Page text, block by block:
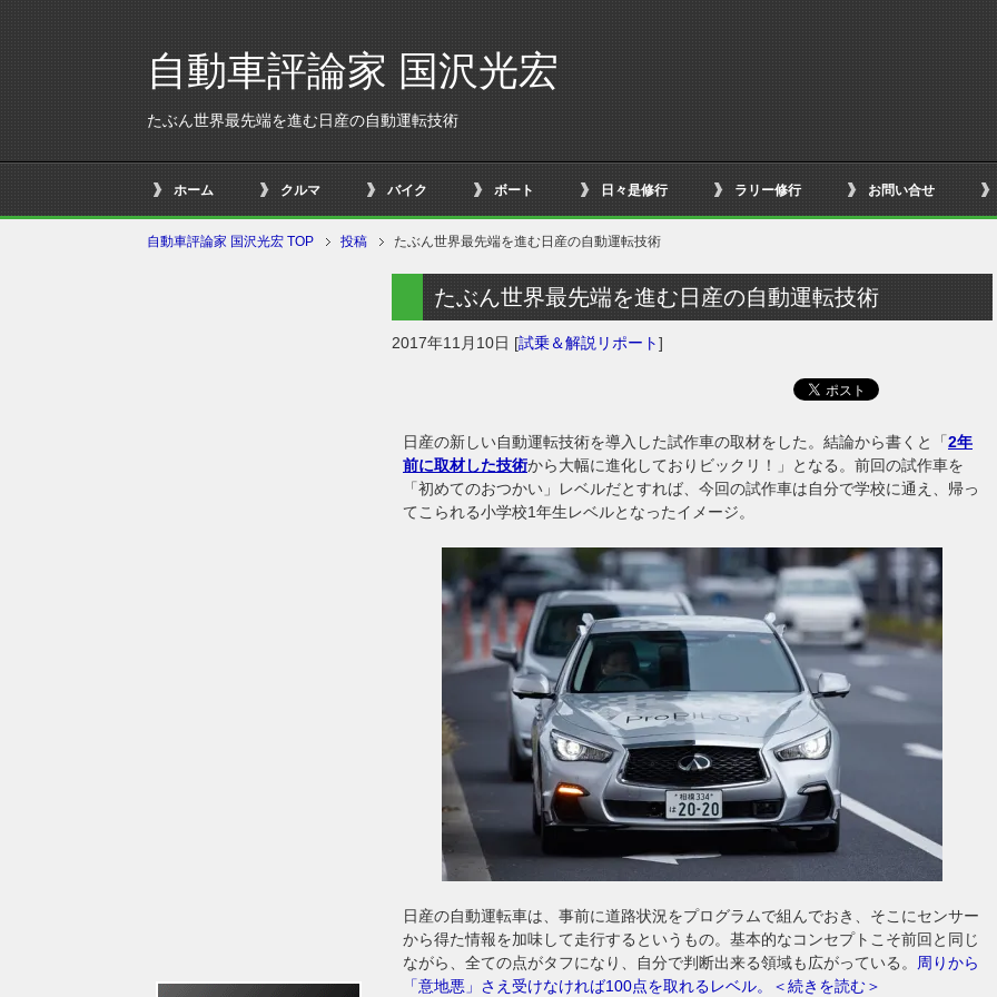
自動車評論家 国沢光宏
たぶん世界最先端を進む日産の自動運転技術
ホーム クルマ バイク ボート 日々是修行 ラリー修行 お問い合せ
自動車評論家 国沢光宏 TOP 投稿 たぶん世界最先端を進む日産の自動運転技術
たぶん世界最先端を進む日産の自動運転技術
2017年11月10日 [試乗＆解説リポート]
日産の新しい自動運転技術を導入した試作車の取材をした。結論から書くと「2年
前に取材した技術から大幅に進化しておりビックリ！」となる。前回の試作車を
「初めてのおつかい」レベルだとすれば、今回の試作車は自分で学校に通え、帰っ
てこられる小学校1年生レベルとなったイメージ。
日産の自動運転車は、事前に道路状況をプログラムで組んでおき、そこにセンサー
から得た情報を加味して走行するというもの。基本的なコンセプトこそ前回と同じ
ながら、全ての点がタフになり、自分で判断出来る領域も広がっている。
周りから
「意地悪」さえ受けなければ100点を取れるレベル。＜続きを読む＞